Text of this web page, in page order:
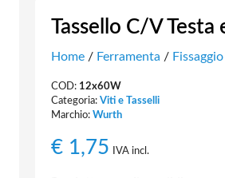
Tassello C/V
Home/ Ferramenta / Fissaggio
COD: 12x60W
Categoria: Viti e Tasselli
Marchio: Wurth
€1,75 IVA incl.